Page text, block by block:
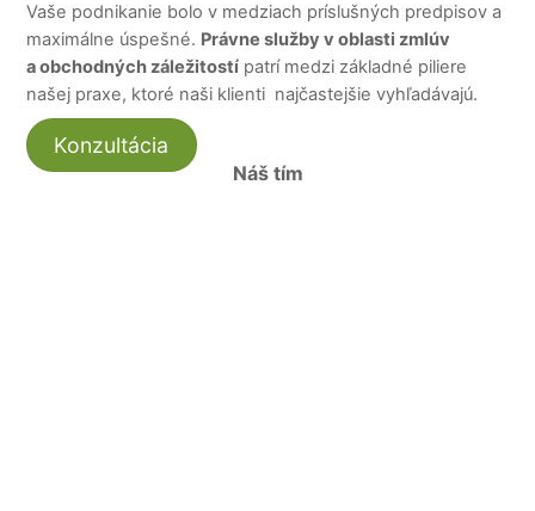
Vaše podnikanie bolo v medziach príslušných predpisov a
maximálne úspešné. Právne služby v oblasti zmlúv
a obchodných záležitostí patrí medzi základné piliere
našej praxe, ktoré naši klienti najčastejšie vyhľadávajú.
Konzultácia
Náš tím